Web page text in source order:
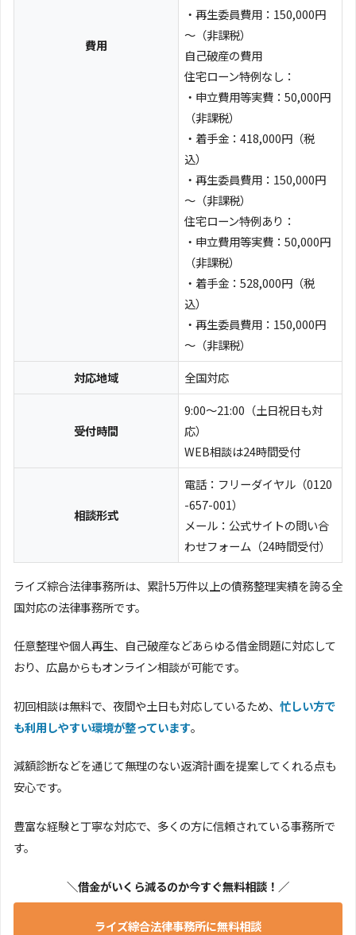
費用
・再生委員費用：150,000円
～（非課税）
自己破産の費用
住宅ローン特例なし：
・申立費用等実費：50,000円
（非課税）
・着手金：418,000円（税
込）
・再生委員費用：150,000円
～（非課税）
住宅ローン特例あり：
・申立費用等実費：50,000円
（非課税）
・着手金：528,000円（税
込）
・再生委員費用：150,000円
～（非課税）
対応地域
全国対応
受付時間
9:00～21:00（土日祝日も対
応）
WEB相談は24時間受付
相談形式
電話：フリーダイヤル（0120
-657-001）
メール：公式サイトの問い合
わせフォーム（24時間受付）
ライズ綜合法律事務所は、累計5万件以上の債務整理実績を誇る全
国対応の法律事務所です。
任意整理や個人再生、自己破産などあらゆる借金問題に対応して
おり、広島からもオンライン相談が可能です。
初回相談は無料で、夜間や土日も対応しているため、 忙しい方で
も利用しやすい環境が整っています。
減額診断などを通じて無理のない返済計画を提案してくれる点も
安心です。
豊富な経験と丁寧な対応で、多くの方に信頼されている事務所で
す。
＼借金がいくら減るのか今すぐ無料相談！／
ライズ綜合法律事務所に無料相談